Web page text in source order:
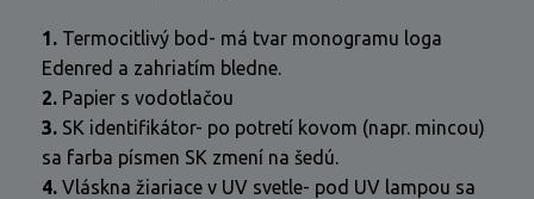
1. Termocitlivý bod- má tvar monogramu loga
Edenred a zahriatím bledne.
2. Papier s vodotlačou
3. SK identifikátor- po potretí kovom (napr. mincou)
sa farba písmen SK zmení na šedú.
4. Vláskna žiariace v UV svetle- pod UV lampou sa